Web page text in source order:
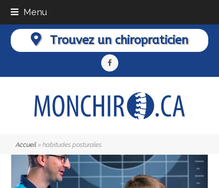
Menu
Trouvez un chiropraticien
Facebook
Accueil »habitudes posturales